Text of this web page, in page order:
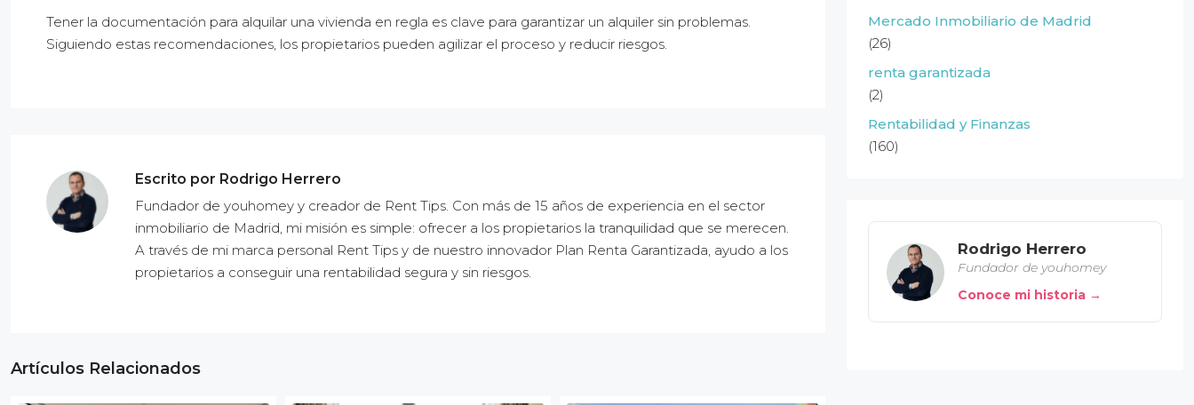
Tener la documentación para alquilar una vivienda en regla es clave para garantizar un alquiler sin problemas.
Siguiendo estas recomendaciones, los propietarios pueden agilizar el proceso y reducir riesgos.
Escrito por Rodrigo Herrero
Fundador de youhomey y creador de Rent Tips. Con más de 15 años de experiencia en el sector
inmobiliario de Madrid, mi misión es simple: ofrecer a los propietarios la tranquilidad que se merecen.
A través de mi marca personal Rent Tips y de nuestro innovador Plan Renta Garantizada, ayudo a los
propietarios a conseguir una rentabilidad segura y sin riesgos.
Artículos Relacionados
Mercado Inmobiliario de Madrid
(26)
renta garantizada
(2)
Rentabilidad y Finanzas
(160)
Rodrigo Herrero
Fundador de youhomey
Conoce mi historia →